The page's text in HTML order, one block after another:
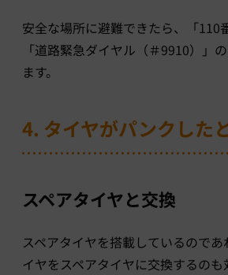
安全な場所に避難できたら、「110
「道路緊急ダイヤル（＃9910）」
ます。
4. タイヤがパンクした
スペアタイヤと交換
スペアタイヤを搭載しているので
イヤをスペアタイヤに交換するのも